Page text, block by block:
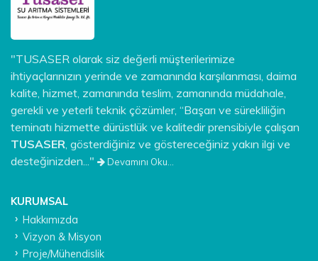
"TUSASER olarak siz değerli müşterilerimize
ihtiyaçlarınızın yerinde ve zamanında karşılanması, daima
kalite, hizmet, zamanında teslim, zamanında müdahale,
gerekli ve yeterli teknik çözümler, “Başarı ve sürekliliğin
teminatı hizmette dürüstlük ve kalitedir prensibiyle çalışan
TUSASER , gösterdiğiniz ve göstereceğiniz yakın ilgi ve
desteğinizden..."
Devamını Oku...
KURUMSAL
Hakkımızda
Vizyon & Misyon
Proje/Mühendislik